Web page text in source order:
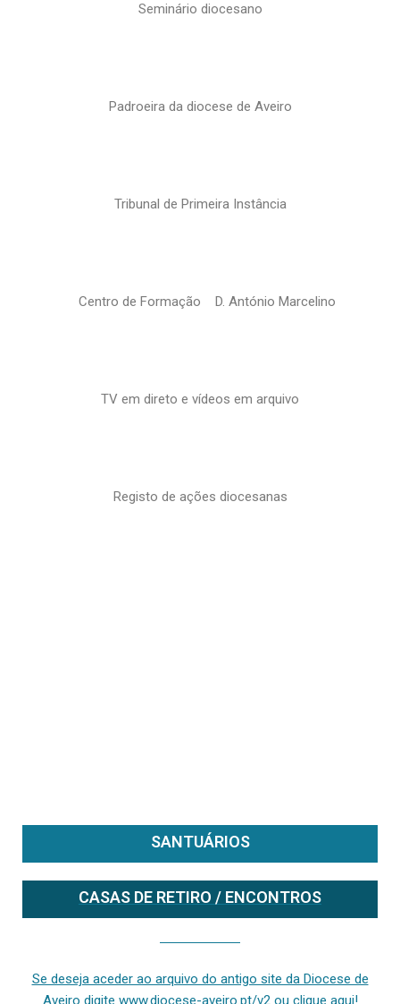
Seminário diocesano
Padroeira da diocese de Aveiro
Tribunal de Primeira Instância
Centro de Formação D. António Marcelino
TV em direto e vídeos em arquivo
Registo de ações diocesanas
SANTUÁRIOS
CASAS DE RETIRO / ENCONTROS
Se deseja aceder ao arquivo do antigo site da Diocese de
Aveiro digite www.diocese-aveiro.pt/v2 ou clique aqui!